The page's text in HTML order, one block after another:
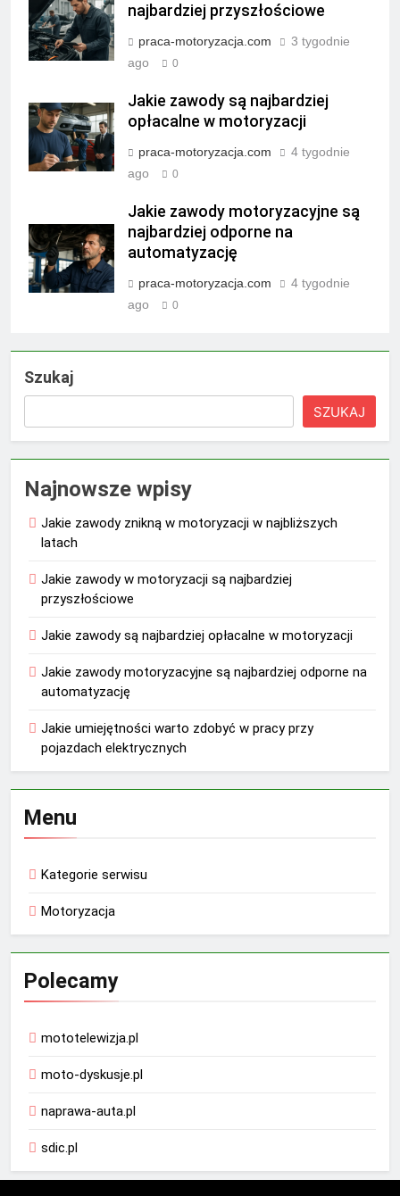
najbardziej przyszłościowe
praca-motoryzacja.com
3 tygodnie
ago
0
Jakie zawody są najbardziej
opłacalne w motoryzacji
praca-motoryzacja.com
4 tygodnie
ago
0
Jakie zawody motoryzacyjne są
najbardziej odporne na
automatyzację
praca-motoryzacja.com
4 tygodnie
ago
0
Szukaj
SZUKAJ
Najnowsze wpisy
Jakie zawody znikną w motoryzacji w najbliższych
latach
Jakie zawody w motoryzacji są najbardziej
przyszłościowe
Jakie zawody są najbardziej opłacalne w motoryzacji
Jakie zawody motoryzacyjne są najbardziej odporne na
automatyzację
Jakie umiejętności warto zdobyć w pracy przy
pojazdach elektrycznych
Menu
Kategorie serwisu
Motoryzacja
Polecamy
mototelewizja.pl
moto-dyskusje.pl
naprawa-auta.pl
sdic.pl